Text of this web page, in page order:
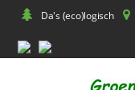
Da's (eco)logisch